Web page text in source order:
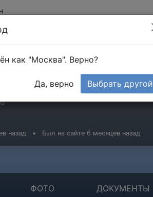
назад • Был на сайте 6 месяцев назад
ФОТО ДОКУМЕНТЫ
как "Москва". Верно?
Да, верно Выбрать другой